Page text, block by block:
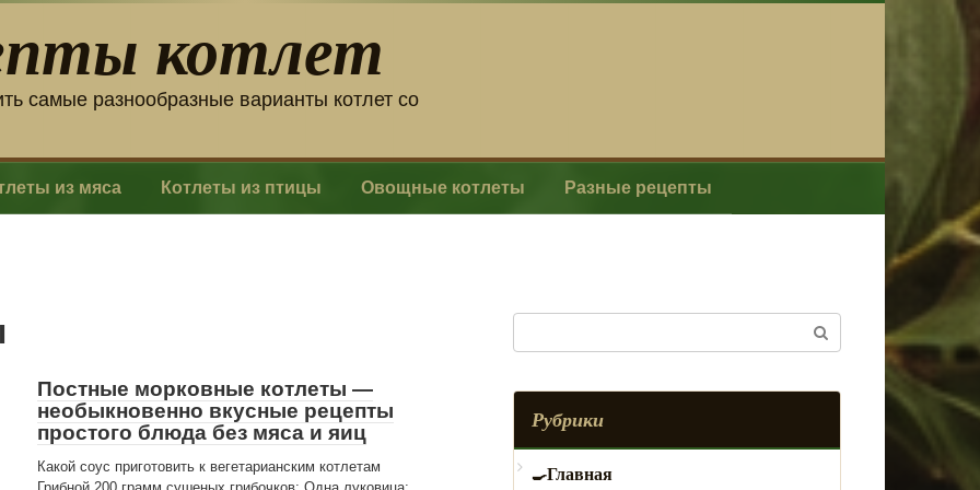
котлет
самые разнообразные варианты котлет со
из мяса Котлеты из птицы Овощные котлеты Разные рецепты
Постные морковные котлеты —
необыкновенно вкусные рецепты
простого блюда без мяса и яиц
Какой соус приготовить к вегетарианским котлетам
Рубрики
Главная